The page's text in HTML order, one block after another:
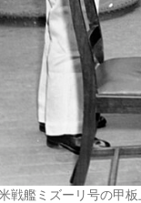
戦艦ミズーリ号の甲